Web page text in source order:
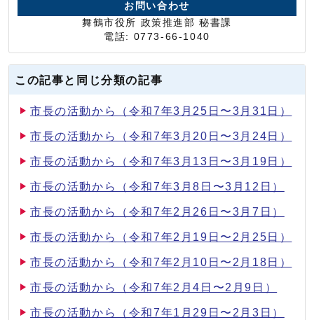
お問い合わせ
舞鶴市役所 政策推進部 秘書課
電話: 0773-66-1040
この記事と同じ分類の記事
市長の活動から（令和7年3月25日〜3月31日）
市長の活動から（令和7年3月20日〜3月24日）
市長の活動から（令和7年3月13日〜3月19日）
市長の活動から（令和7年3月8日〜3月12日）
市長の活動から（令和7年2月26日〜3月7日）
市長の活動から（令和7年2月19日〜2月25日）
市長の活動から（令和7年2月10日〜2月18日）
市長の活動から（令和7年2月4日〜2月9日）
市長の活動から（令和7年1月29日〜2月3日）